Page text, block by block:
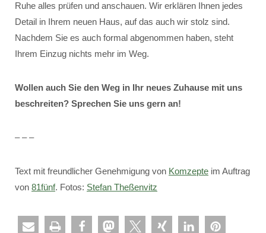
Ruhe alles prüfen und anschauen. Wir erklären Ihnen jedes
Detail in Ihrem neuen Haus, auf das auch wir stolz sind.
Nachdem Sie es auch formal abgenommen haben, steht
Ihrem Einzug nichts mehr im Weg.
Wollen auch Sie den Weg in Ihr neues Zuhause mit uns
beschreiten? Sprechen Sie uns gern an!
– – –
Text mit freundlicher Genehmigung von Komzepte im Auftrag
von 81fünf. Fotos: Stefan Theßenvitz